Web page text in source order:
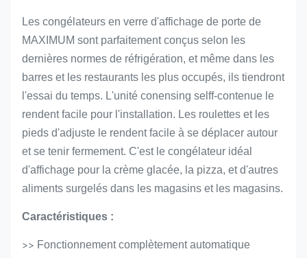
Les congélateurs en verre d'affichage de porte de
MAXIMUM sont parfaitement conçus selon les
dernières normes de réfrigération, et même dans les
barres et les restaurants les plus occupés, ils tiendront
l'essai du temps. L'unité conensing selff-contenue le
rendent facile pour l'installation. Les roulettes et les
pieds d'adjuste le rendent facile à se déplacer autour
et se tenir fermement. C'est le congélateur idéal
d'affichage pour la crème glacée, la pizza, et d'autres
aliments surgelés dans les magasins et les magasins.
Caractéristiques :
>> Fonctionnement complètement automatique